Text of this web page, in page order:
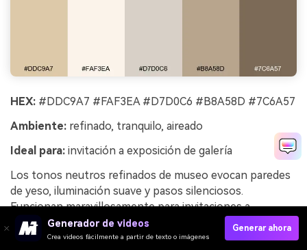
HEX: #DDC9A7 #FAF3EA #D7D0C6 #B8A58D #7C6A57
Ambiente: refinado, tranquilo, aireado
Ideal para: invitación a exposición de galería
Los tonos neutros refinados de museo evocan paredes
de yeso, iluminación suave y pasos silenciosos.
Funcionan maravillosamente para invitaciones a
exposiciones, páginas RSVP y diseños elegantes
cargados de tipografía. Combina con arte lineal en gris
Generador de videos
Crea videos fácilmente a partir de texto o imágenes
Generar ahora